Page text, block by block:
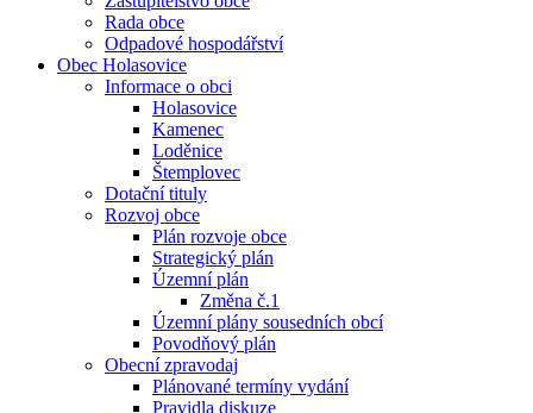
Rada obce
Odpadové hospodářství
Obec Holasovice
Informace o obci
Holasovice
Kamenec
Loděnice
Štemplovec
Dotační tituly
Rozvoj obce
Plán rozvoje obce
Strategický plán
Územní plán
Změna č.1
Územní plány sousedních obcí
Povodňový plán
Obecní zpravodaj
Plánované termíny vydání
Pravidla diskuze